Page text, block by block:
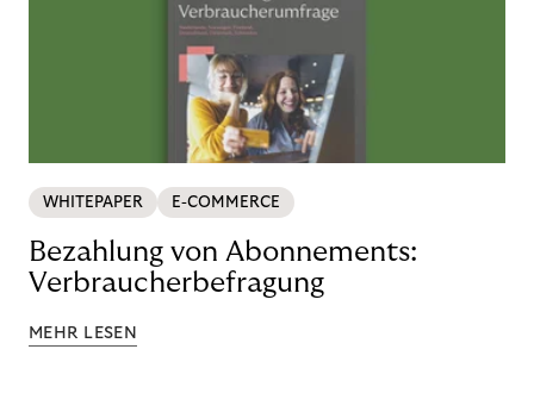
WHITEPAPER E-COMMERCE
Bezahlung von Abonnements:
Verbraucherbefragung
MEHR LESEN